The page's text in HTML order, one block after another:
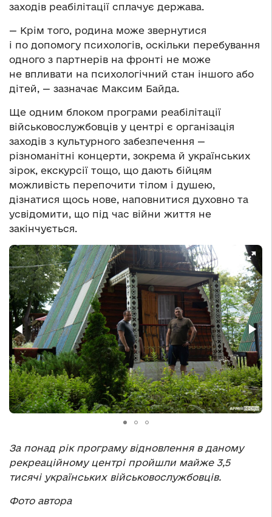
заходів реабілітації сплачує держава.
— Крім того, родина може звернутися
і по допомогу психологів, оскільки перебування
одного з партнерів на фронті не може
не впливати на психологічний стан іншого або
дітей, — зазначає Максим Байда.
Ще одним блоком програми реабілітації
військовослужбовців у центрі є організація
заходів з культурного забезпечення —
різноманітні концерти, зокрема й українських
зірок, екскурсії тощо, що дають бійцям
можливість перепочити тілом і душею,
дізнатися щось нове, наповнитися духовно та
усвідомити, що під час війни життя не
закінчується.
За понад рік програму відновлення в даному
рекреаційному центрі пройшли майже 3,5
тисячі українських військовослужбовців.
Фото автора